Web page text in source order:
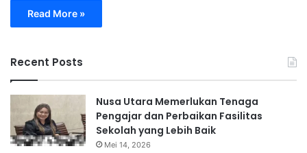
Read More »
Recent Posts
Nusa Utara Memerlukan Tenaga
Pengajar dan Perbaikan Fasilitas
Sekolah yang Lebih Baik
Mei 14, 2026